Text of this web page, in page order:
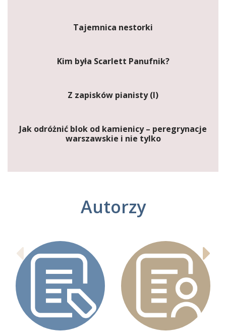
Tajemnica nestorki
Kim była Scarlett Panufnik?
Z zapisków pianisty (I)
Jak odróżnić blok od kamienicy – peregrynacje
warszawskie i nie tylko
Autorzy